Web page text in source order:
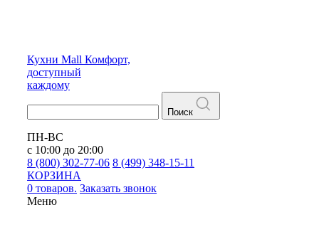
Кухни Mall Комфорт,
доступный
каждому
Поиск
ПН-ВС
с 10:00 до 20:00
8 (800) 302-77-06 8 (499) 348-15-11
КОРЗИНА
0 товаров. Заказать звонок
Меню